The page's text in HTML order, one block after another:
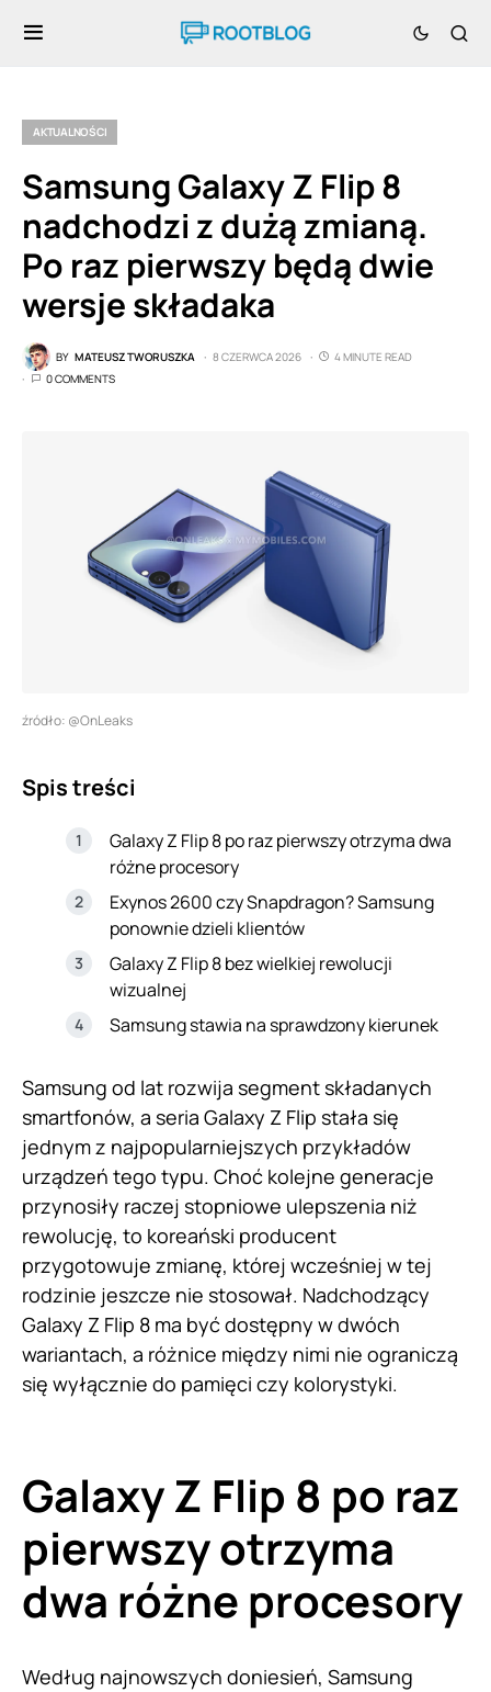
AKTUALNOŚCI
Samsung Galaxy Z Flip 8
nadchodzi z dużą zmianą.
Po raz pierwszy będą dwie
wersje składaka
BY MATEUSZ TWORUSZKA 8 CZERWCA 2026
4 MINUTE READ
0 COMMENTS
źródło: @OnLeaks
Spis treści
Galaxy Z Flip 8 po raz pierwszy otrzyma dwa
różne procesory
Exynos 2600 czy Snapdragon? Samsung
ponownie dzieli klientów
Galaxy Z Flip 8 bez wielkiej rewolucji
wizualnej
Samsung stawia na sprawdzony kierunek
Samsung od lat rozwija segment składanych
smartfonów, a seria Galaxy Z Flip stała się
jednym z najpopularniejszych przykładów
urządzeń tego typu. Choć kolejne generacje
przynosiły raczej stopniowe ulepszenia niż
rewolucję, to koreański producent
przygotowuje zmianę, której wcześniej w tej
rodzinie jeszcze nie stosował. Nadchodzący
Galaxy Z Flip 8 ma być dostępny w dwóch
wariantach, a różnice między nimi nie ograniczą
się wyłącznie do pamięci czy kolorystyki.
Galaxy Z Flip 8 po raz
pierwszy otrzyma
dwa różne procesory
Według najnowszych doniesień, Samsung